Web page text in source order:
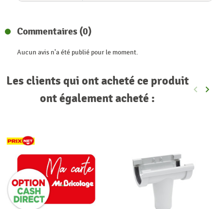
Commentaires (0)
Aucun avis n'a été publié pour le moment.
Les clients qui ont acheté ce produit
ont également acheté :
keyboard_arrow_left keyboard_arrow_right